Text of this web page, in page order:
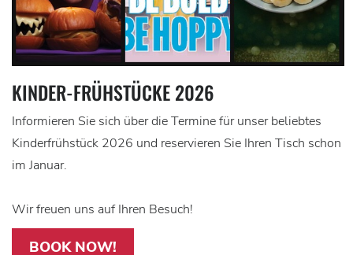
KINDER-FRÜHSTÜCKE 2026
Informieren Sie sich über die Termine für unser beliebtes
Kinderfrühstück 2026 und reservieren Sie Ihren Tisch schon
im Januar.
Wir freuen uns auf Ihren Besuch!
BOOK NOW!